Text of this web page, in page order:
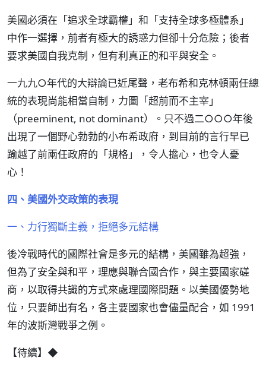
美國必須在「追求全球霸權」和「支持全球多極體系」
中作一選擇，前者有極大的誘惑力但卻十分危險；後者
要求美國自我克制，但有利真正的和平與安全。
一九九○年代的大辯論已近尾聲，老布希和克林頓兩任總
統的表現尚能相當自制，力圖「超前而不主宰」
（preeminent, not dominant）。只不過二○○○年後
出現了一個野心勃勃的小布希政府，到目前的言行早已
踰越了前兩任政府的「規格」，令人擔心，也令人憂
心！
四、美國外交政策的表現
一、力行獨斷主義，拒絕多元結構
後冷戰時代的國際社會是多元的結構，美國雖為超強，
但為了安全與和平，理應與聯合國合作，與主要國家磋
商，以取得共識的方式來處理國際問題。以美國優勢地
位，只要師出有名，各主要國家也會儘量配合，如 1991
年的波斯灣戰爭之例。
【待續】◆